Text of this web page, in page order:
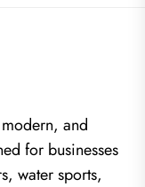
and
for businesses
water sports,